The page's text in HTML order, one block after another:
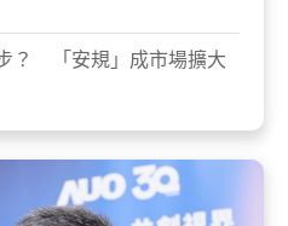
？ 「安規」成市場擴大